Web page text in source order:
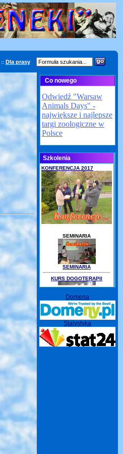
:: Dla prasy
Co nowego
Szkolenia
KONFERENCJA 2017
SEMINARIA
KURS DOGOTERAPII
KURS DOGOTERAPII
Domena
Statystyka